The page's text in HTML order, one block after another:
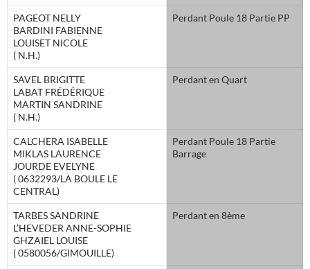
PAGEOT NELLY
BARDINI FABIENNE
LOUISET NICOLE
( N.H.)
Perdant Poule 18 Partie PP
SAVEL BRIGITTE
LABAT FRÉDÉRIQUE
MARTIN SANDRINE
( N.H.)
Perdant en Quart
CALCHERA ISABELLE
MIKLAS LAURENCE
JOURDE EVELYNE
( 0632293/LA BOULE LE
CENTRAL)
Perdant Poule 18 Partie
Barrage
TARBES SANDRINE
L’HEVEDER ANNE-SOPHIE
GHZAIEL LOUISE
( 0580056/GIMOUILLE)
Perdant en 8ème